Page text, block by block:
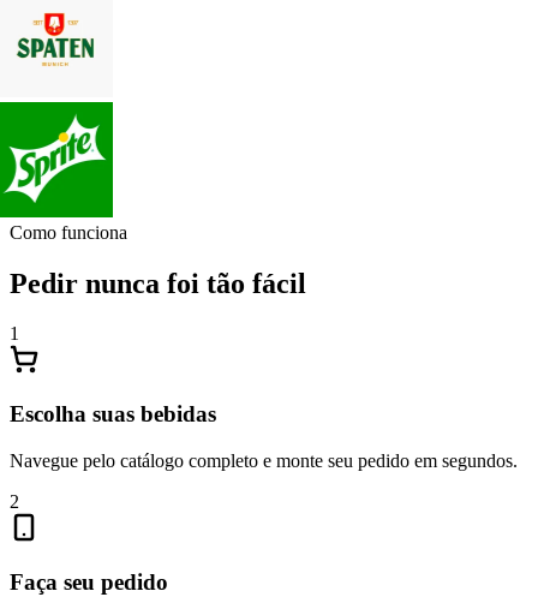
Como funciona
Pedir nunca foi tão fácil
1
Escolha suas bebidas
Navegue pelo catálogo completo e monte seu pedido em segundos.
2
Faça seu pedido